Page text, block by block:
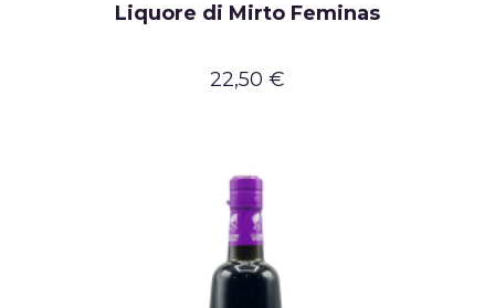
Liquore di Mirto Feminas
22,50 €